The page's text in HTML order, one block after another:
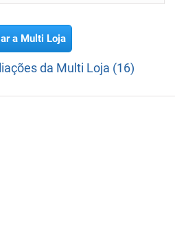
a Multi Loja
da Multi Loja (16)